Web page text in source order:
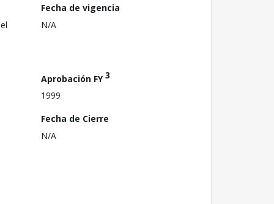
Fecha de vigencia
N/A
Aprobación FY3
1999
Fecha de Cierre
N/A